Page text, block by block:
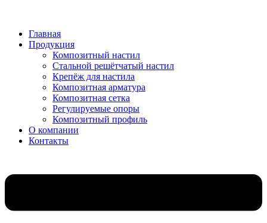
Главная
Продукция
Композитный настил
Стальной решётчатый настил
Крепёж для настила
Композитная арматура
Композитная сетка
Регулируемые опоры
Композитный профиль
О компании
Контакты